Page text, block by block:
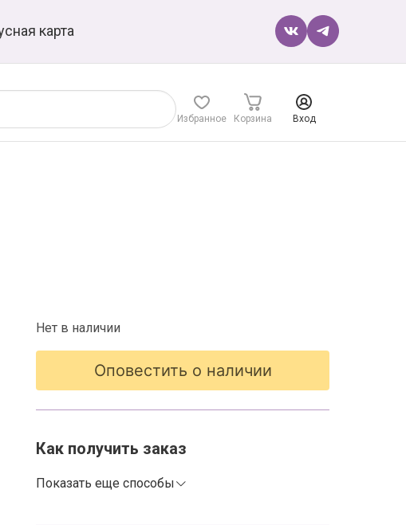
карта
Избранное Корзина Вход
Нет в наличии
Оповестить о наличии
Как получить заказ
Показать еще способы